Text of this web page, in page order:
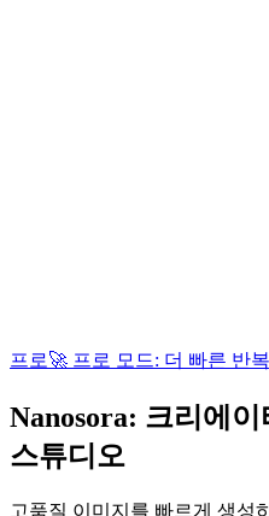
프로🚀 프로 모드: 더 빠른 반
Nanosora: 크리에이
스튜디오
고품질 이미지를 빠르게 생성